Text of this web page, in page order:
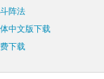
阵法
中文版下载
下载